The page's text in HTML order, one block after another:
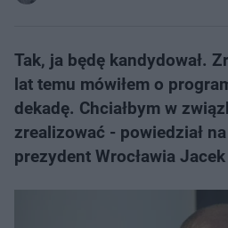
Tak, ja będę kandydował.
lat temu mówiłem o
dekadę. Chciałbym w
zrealizować - powiedział
prezydent Wrocławia